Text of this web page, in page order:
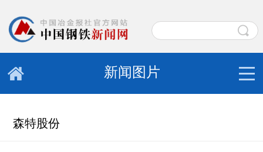
新闻图片
森特股份